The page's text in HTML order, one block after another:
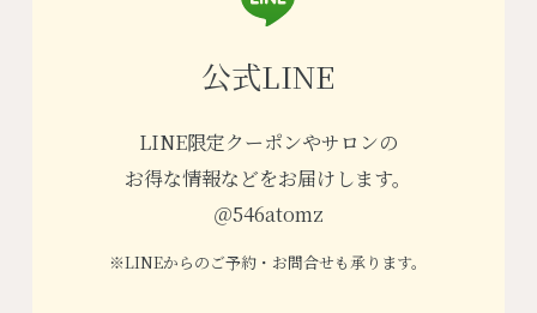
公式LINE
LINE限定クーポンやサロンの
お得な情報などをお届けします。
＠546atomz
※LINEからのご予約・お問合せも承ります。